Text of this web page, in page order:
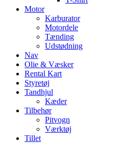
Motor
Karburator
Motordele
Tænding
Udstødning
Nav
Olie & Væsker
Rental Kart
Styretøj
Tandhjul
Kæder
Tilbehør
Pitvogn
Værktøj
Tillet